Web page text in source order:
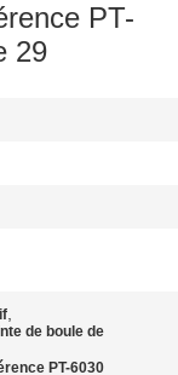
PT-
29
,
de boule de
PT-6030